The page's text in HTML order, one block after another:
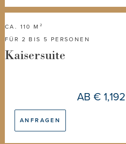
Kaisersuite
CA. 110 M²
FÜR 2 BIS 5 PERSONEN
AB €
ANFRAGEN